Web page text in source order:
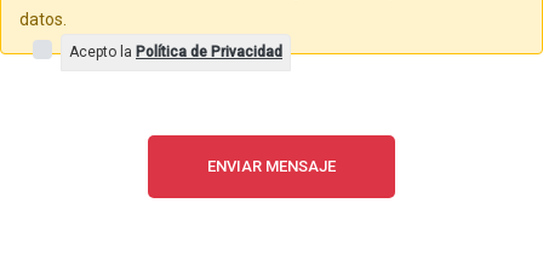
datos.
Acepto la Política de Privacidad
ENVIAR MENSAJE